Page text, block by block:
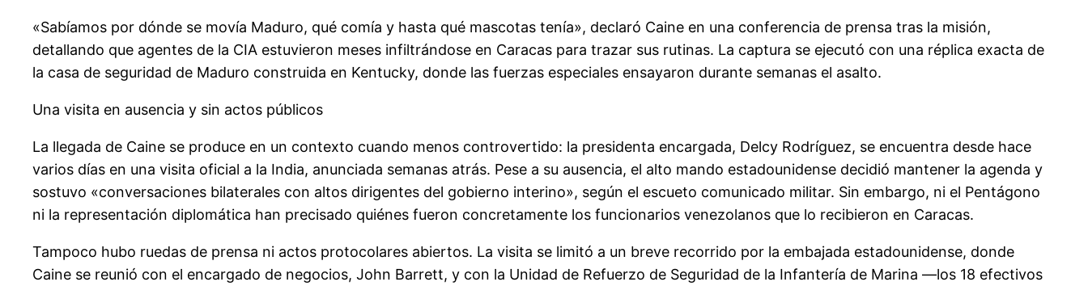
«Sabíamos por dónde se movía Maduro, qué comía y hasta qué mascotas tenía», declaró Caine en una conferencia de prensa tras la misión,
detallando que agentes de la CIA estuvieron meses infiltrándose en Caracas para trazar sus rutinas. La captura se ejecutó con una réplica exacta de
la casa de seguridad de Maduro construida en Kentucky, donde las fuerzas especiales ensayaron durante semanas el asalto.
Una visita en ausencia y sin actos públicos
La llegada de Caine se produce en un contexto cuando menos controvertido: la presidenta encargada, Delcy Rodríguez, se encuentra desde hace
varios días en una visita oficial a la India, anunciada semanas atrás. Pese a su ausencia, el alto mando estadounidense decidió mantener la agenda y
sostuvo «conversaciones bilaterales con altos dirigentes del gobierno interino», según el escueto comunicado militar. Sin embargo, ni el Pentágono
ni la representación diplomática han precisado quiénes fueron concretamente los funcionarios venezolanos que lo recibieron en Caracas.
Tampoco hubo ruedas de prensa ni actos protocolares abiertos. La visita se limitó a un breve recorrido por la embajada estadounidense, donde
Caine se reunió con el encargado de negocios, John Barrett, y con la Unidad de Refuerzo de Seguridad de la Infantería de Marina —los 18 efectivos